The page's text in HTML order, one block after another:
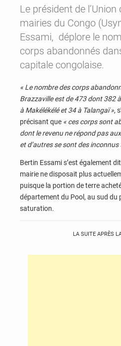
Le président de
mairies du Congo
Essami, déplore le
corps abandonnés
capitale congolaise.
« Le nombre des corps
Brazzaville est de 473 dont 382
à Makélékélé et 34 à Talangaï »,
précisant que « ces corps sont
dont le revenu ne répond pas
et d’autres se sont des inconnus
Bertin Essami s’est également
mairie ne disposait plus
puisque la portion de terre
département du Pool, au sud du
saturation.
LA SUITE APRÈS